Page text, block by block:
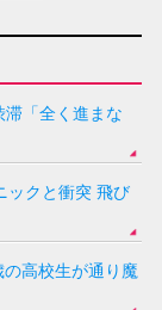
「全く進まな
ックと衝突 飛び
高校生が通り魔